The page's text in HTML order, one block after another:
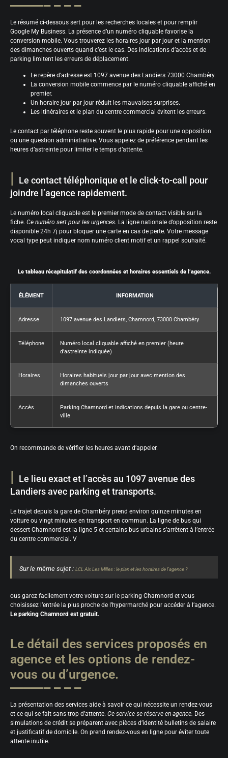
Le résumé ci-dessous sert pour les recherches locales et pour remplir
Google My Business. La présence d’un numéro cliquable favorise la
conversion mobile. Vous trouverez les horaires jour par jour et la mention
des dimanches ouverts quand c’est le cas. Des indications d’accès et de
parking limitent les erreurs de déplacement.
Le repère d’adresse est 1097 avenue des Landiers 73000 Chambéry.
La conversion mobile commence par le numéro cliquable affiché en
premier.
Un horaire jour par jour réduit les mauvaises surprises.
Les itinéraires et le plan du centre commercial évitent les erreurs.
Le contact par téléphone reste souvent le plus rapide pour une opposition
ou une question administrative. Vous appelez de préférence pendant les
heures d’astreinte pour limiter le temps d’attente.
Le contact téléphonique et le click-to-call pour
joindre l’agence rapidement.
Le numéro local cliquable est le premier mode de contact visible sur la
fiche. Ce numéro sert pour les urgences. La ligne nationale d’opposition reste
disponible 24h 7j pour bloquer une carte en cas de perte. Votre message
vocal type peut indiquer nom numéro client motif et un rappel souhaité.
Le tableau récapitulatif des coordonnées et horaires essentiels de l’agence.
ÉLÉMENT INFORMATION
Adresse 1097 avenue des Landiers, Chamnord, 73000 Chambéry
Téléphone
Numéro local cliquable affiché en premier (heure
d’astreinte indiquée)
Horaires
Horaires habituels jour par jour avec mention des
dimanches ouverts
Accès
Parking Chamnord et indications depuis la gare ou centre-
ville
On recommande de vérifier les heures avant d’appeler.
Le lieu exact et l’accès au 1097 avenue des
Landiers avec parking et transports.
Le trajet depuis la gare de Chambéry prend environ quinze minutes en
voiture ou vingt minutes en transport en commun. La ligne de bus qui
dessert Chamnord est la ligne 5 et certains bus urbains s’arrêtent à l’entrée
du centre commercial. V
Sur le même sujet : LCL Aix Les Milles : le plan et les horaires de l’agence ?
ous garez facilement votre voiture sur le parking Chamnord et vous
choisissez l’entrée la plus proche de l’hypermarché pour accéder à l’agence.
Le parking Chamnord est gratuit.
Le détail des services proposés en
agence et les options de rendez-
vous ou d’urgence.
La présentation des services aide à savoir ce qui nécessite un rendez-vous
et ce qui se fait sans trop d’attente. Ce service se réserve en agence. Des
simulations de crédit se préparent avec pièces d’identité bulletins de salaire
et justificatif de domicile. On prend rendez-vous en ligne pour éviter toute
attente inutile.